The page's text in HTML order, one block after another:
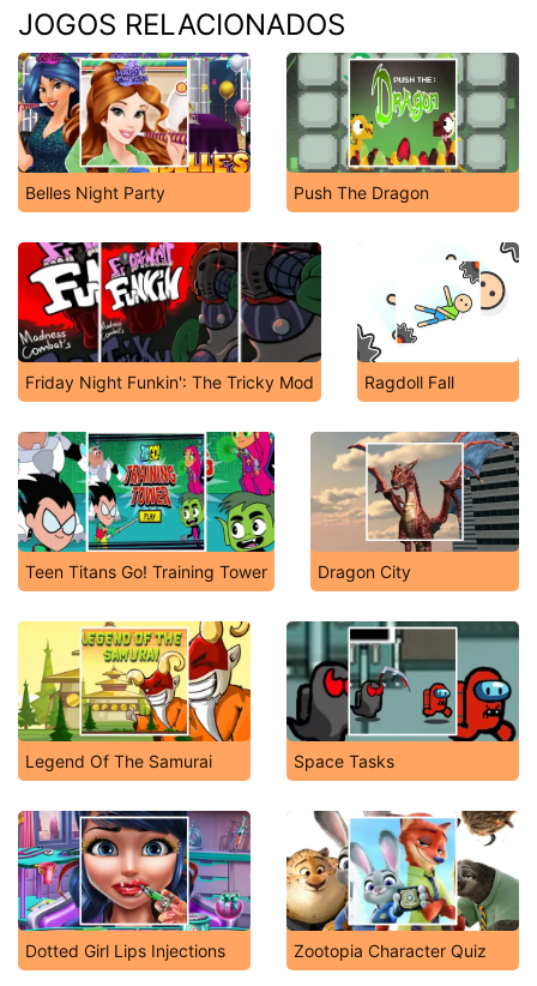
JOGOS RELACIONADOS
Belles Night Party Push The Dragon
Friday Night Funkin': The Tricky Mod Ragdoll Fall
Teen Titans Go! Training Tower Dragon City
Legend Of The Samurai Space Tasks
Dotted Girl Lips Injections Zootopia Character Quiz